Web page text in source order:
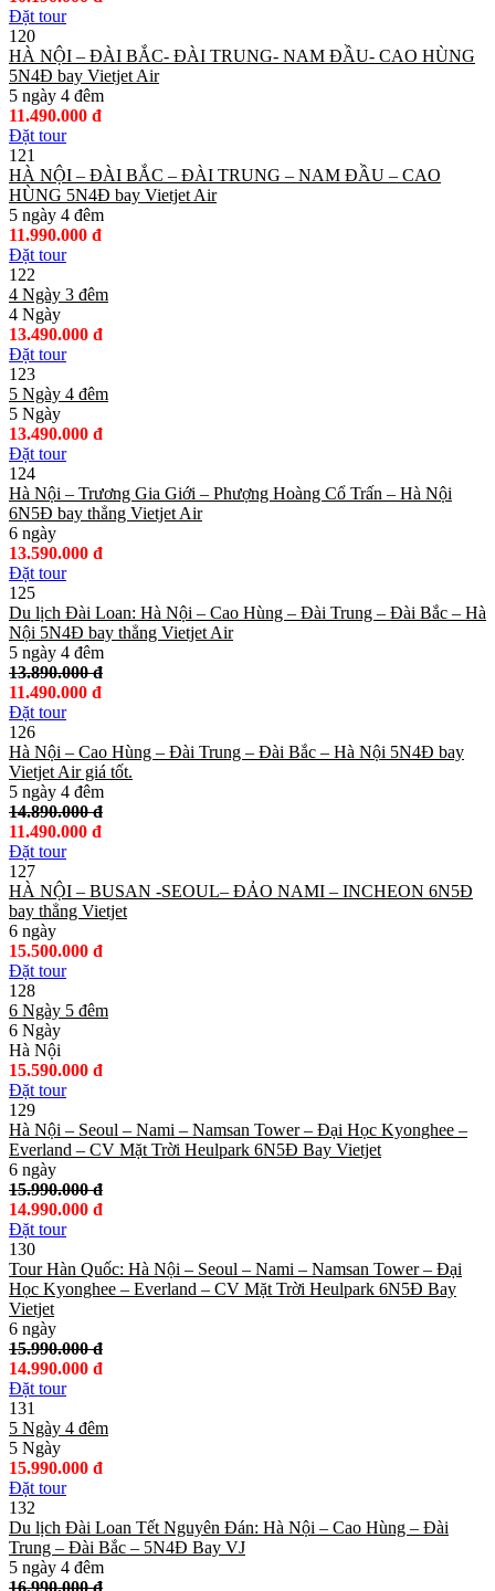
Đặt tour
120
HÀ NỘI – ĐÀI BẮC- ĐÀI TRUNG- NAM ĐẦU- CAO HÙNG
5N4Đ bay Vietjet Air
5 ngày 4 đêm
11.490.000 đ
Đặt tour
121
HÀ NỘI – ĐÀI BẮC – ĐÀI TRUNG – NAM ĐẦU – CAO
HÙNG 5N4Đ bay Vietjet Air
5 ngày 4 đêm
11.990.000 đ
Đặt tour
122
4 Ngày 3 đêm
4 Ngày
13.490.000 đ
Đặt tour
123
5 Ngày 4 đêm
5 Ngày
13.490.000 đ
Đặt tour
124
Hà Nội – Trương Gia Giới – Phượng Hoàng Cổ Trấn – Hà Nội
6N5Đ bay thẳng Vietjet Air
6 ngày
13.590.000 đ
Đặt tour
125
Du lịch Đài Loan: Hà Nội – Cao Hùng – Đài Trung – Đài Bắc – Hà
Nội 5N4Đ bay thẳng Vietjet Air
5 ngày 4 đêm
13.890.000 đ
11.490.000 đ
Đặt tour
126
Hà Nội – Cao Hùng – Đài Trung – Đài Bắc – Hà Nội 5N4Đ bay
Vietjet Air giá tốt.
5 ngày 4 đêm
14.890.000 đ
11.490.000 đ
Đặt tour
127
HÀ NỘI – BUSAN -SEOUL– ĐẢO NAMI – INCHEON 6N5Đ
bay thẳng Vietjet
6 ngày
15.500.000 đ
Đặt tour
128
6 Ngày 5 đêm
6 Ngày
Hà Nội
15.590.000 đ
Đặt tour
129
Hà Nội – Seoul – Nami – Namsan Tower – Đại Học Kyonghee –
Everland – CV Mặt Trời Heulpark 6N5Đ Bay Vietjet
6 ngày
15.990.000 đ
14.990.000 đ
Đặt tour
130
Tour Hàn Quốc: Hà Nội – Seoul – Nami – Namsan Tower – Đại
Học Kyonghee – Everland – CV Mặt Trời Heulpark 6N5Đ Bay
Vietjet
6 ngày
15.990.000 đ
14.990.000 đ
Đặt tour
131
5 Ngày 4 đêm
5 Ngày
15.990.000 đ
Đặt tour
132
Du lịch Đài Loan Tết Nguyên Đán: Hà Nội – Cao Hùng – Đài
Trung – Đài Bắc – 5N4Đ Bay VJ
5 ngày 4 đêm
16.990.000 đ